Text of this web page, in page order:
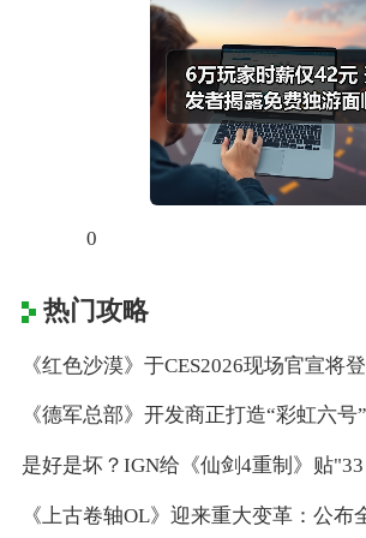
0
热门攻略
《红色沙漠》于CES2026现场官宣将登
是好是坏？IGN给《仙剑4重制》贴"33